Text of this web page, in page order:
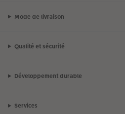
Mode de livraison
Qualité et sécurité
Développement durable
Services